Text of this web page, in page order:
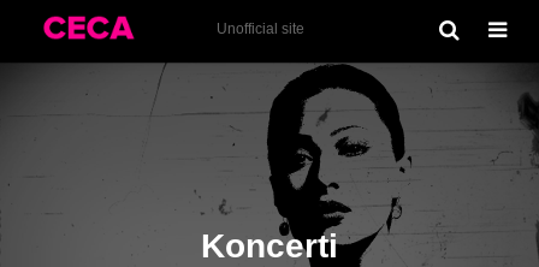
Unofficial site
Sve slike
Koncerti